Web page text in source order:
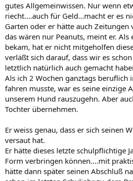
gutes Allgemeinwissen. Nur wenn
riecht....auch für Geld...macht er es
Garten oder er hätte auch
das wären nur Peanuts, meint er. Als
bekam, hat er nicht mitgeholfen
verläßt sich darauf, dass wir es
letztlich natürlich auch gemacht
Als ich 2 Wochen ganztags beruflich
fahren musste, war es seine einzige
unserem Hund rauszugehn. Aber
Tochter übernehmen.
Er weiss genau, dass er sich seinen
versaut hat.
Er hätte dieses letzte schulpflichtige
Form verbringen können....mit
hätte dann später seinen Abschluß